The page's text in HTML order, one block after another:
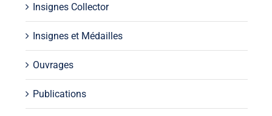
Insignes Collector
Insignes et Médailles
Ouvrages
Publications